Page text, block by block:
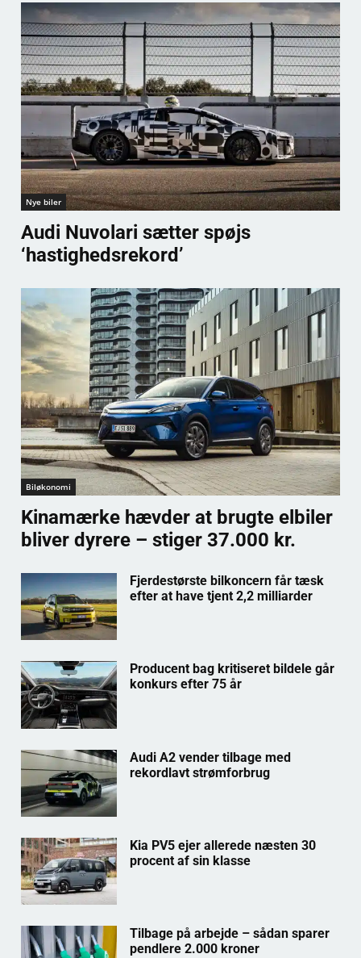
Nye biler
Audi Nuvolari sætter spøjs
‘hastighedsrekord’
Biløkonomi
Kinamærke hævder at brugte elbiler
bliver dyrere – stiger 37.000 kr.
Fjerdestørste bilkoncern får tæsk
efter at have tjent 2,2 milliarder
Producent bag kritiseret bildele går
konkurs efter 75 år
Audi A2 vender tilbage med
rekordlavt strømforbrug
Kia PV5 ejer allerede næsten 30
procent af sin klasse
Tilbage på arbejde – sådan sparer
pendlere 2.000 kroner